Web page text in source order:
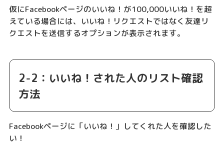
仮にFacebookページのいいね！が100,000いいね！を超
えている場合には、いいね！リクエストではなく友達リ
クエストを送信するオプションが表示されます。
2-2：いいね！された人のリスト確認
方法
Facebookページに「いいね！」してくれた人を確認した
い！